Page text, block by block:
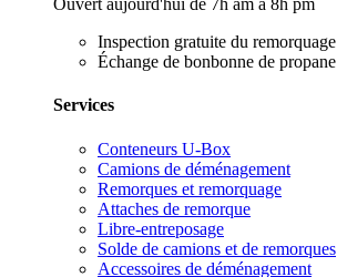
Ouvert aujourd'hui de 7h am à 8h pm
Inspection gratuite du remorquage
Échange de bonbonne de propane
Services
Conteneurs U-Box
Camions de déménagement
Remorques et remorquage
Attaches de remorque
Libre-entreposage
Solde de camions et de remorques
Accessoires de déménagement